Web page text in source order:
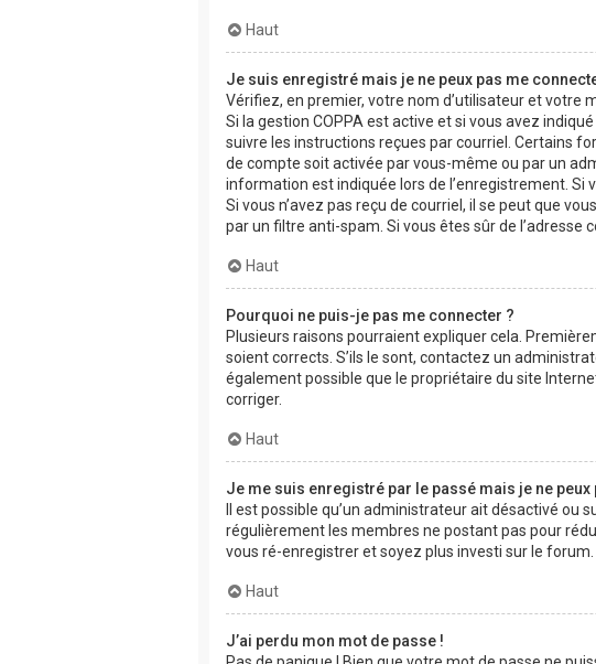
Haut
Je suis enregistré mais je ne peux pas me
Vérifiez, en premier, votre nom d’utilisateur et votre
Si la gestion COPPA est active et si vous avez
suivre les instructions reçues par courriel. Certains
de compte soit activée par vous-même ou par un
information est indiquée lors de l’enregistrement. Si
Si vous n’avez pas reçu de courriel, il se peut que
par un filtre anti-spam. Si vous êtes sûr de
Haut
Pourquoi ne puis-je pas me connecter ?
Plusieurs raisons pourraient expliquer cela.
soient corrects. S’ils le sont, contactez un
également possible que le propriétaire du site
corriger.
Haut
Je me suis enregistré par le passé mais je ne peux
Il est possible qu’un administrateur ait désactivé
régulièrement les membres ne postant pas pour
vous ré-enregistrer et soyez plus investi sur le forum.
Haut
J’ai perdu mon mot de passe !